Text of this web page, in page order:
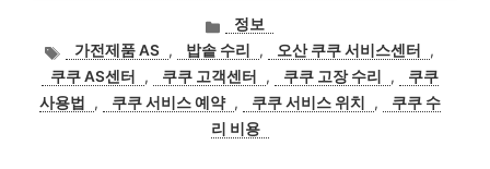
카
테
고
리
정보
태
그
가전제품 AS , 밥솥 수리 , 오산 쿠쿠 서비스센터
,
쿠쿠 AS센터
, 쿠쿠 고객센터 , 쿠쿠 고장 수리 ,
쿠쿠
사용법
, 쿠쿠 서비스 예약 , 쿠쿠 서비스 위치 ,
쿠쿠 수
리 비용